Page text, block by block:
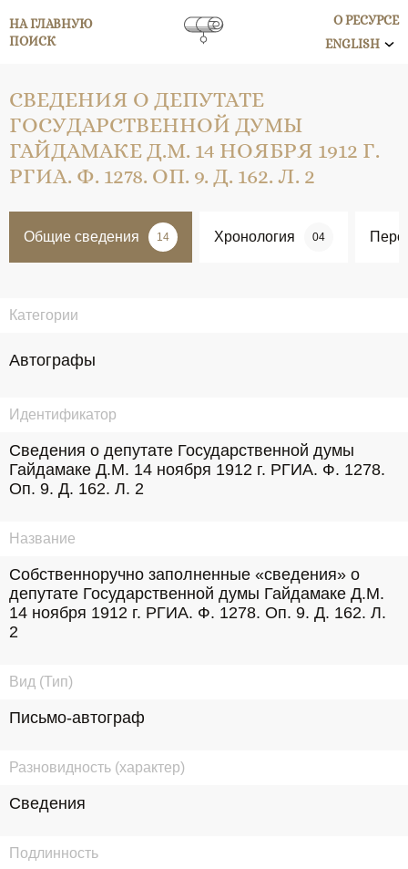
НА ГЛАВНУЮ
ПОИСК
О РЕСУРСЕ
ENGLISH
СВЕДЕНИЯ О ДЕПУТАТЕ
ГОСУДАРСТВЕННОЙ ДУМЫ
ГАЙДАМАКЕ Д.М. 14 НОЯБРЯ 1912 Г.
РГИА. Ф. 1278. ОП. 9. Д. 162. Л. 2
Общие сведения 14 Хронология 04
Категории
Автографы
Идентификатор
Сведения о депутате Государственной думы
Гайдамаке Д.М. 14 ноября 1912 г. РГИА. Ф. 1278.
Оп. 9. Д. 162. Л. 2
Название
Собственноручно заполненные «сведения» о
депутате Государственной думы Гайдамаке Д.М.
14 ноября 1912 г. РГИА. Ф. 1278. Оп. 9. Д. 162. Л.
2
Вид (Тип)
Письмо-автограф
Разновидность (характер)
Сведения
Подлинность